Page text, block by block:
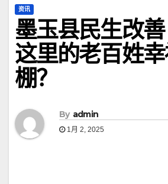
资讯
墨玉县民生改
这里的老百姓
棚？
By admin
1月 2, 2025